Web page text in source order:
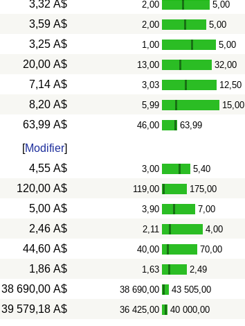
3,32 A$ 2,00 - 5,00
3,59 A$ 2,00 - 5,00
3,25 A$ 1,00 - 5,00
20,00 A$ 13,00 - 32,00
7,14 A$ 3,03 - 12,50
8,20 A$ 5,99 - 15,00
63,99 A$ 46,00 - 63,99
[Modifier]
4,55 A$ 3,00 - 5,40
120,00 A$ 119,00 - 175,00
5,00 A$ 3,90 - 7,00
2,46 A$ 2,11 - 4,00
44,60 A$ 40,00 - 70,00
1,86 A$ 1,63 - 2,49
38 690,00 A$ 38 690,00 - 43 505,00
39 579,18 A$ 36 425,00 - 40 000,00